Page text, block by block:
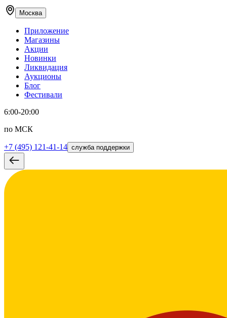
Москва
Приложение
Магазины
Акции
Новинки
Ликвидация
Аукционы
Блог
Фестивали
6:00-20:00
по МСК
+7 (495) 121-41-14 служба поддержки